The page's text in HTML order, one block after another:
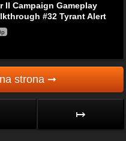
II Campaign Gameplay
#32 Tyrant Alert
strona ➞
↦